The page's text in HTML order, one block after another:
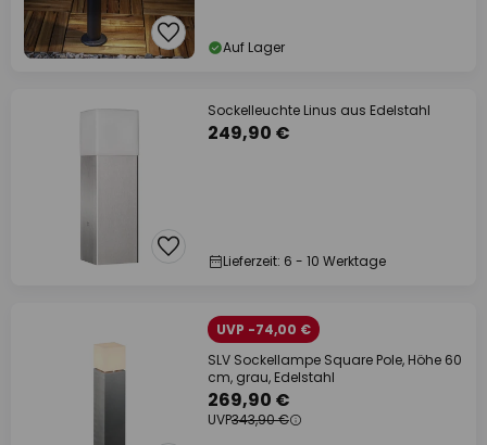
Auf Lager
Sockelleuchte Linus aus Edelstahl
249,90 €
Lieferzeit: 6 - 10 Werktage
UVP -74,00 €
SLV Sockellampe Square Pole, Höhe 60
cm, grau, Edelstahl
269,90 €
UVP343,90 €